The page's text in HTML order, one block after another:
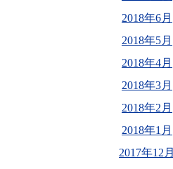
2018年6月
2018年5月
2018年4月
2018年3月
2018年2月
2018年1月
2017年12月